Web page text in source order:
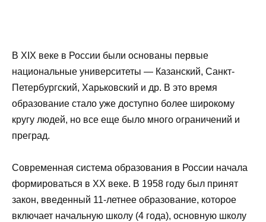
В XIX веке в России были основаны первые
национальные университеты — Казанский, Санкт-
Петербургский, Харьковский и др. В это время
образование стало уже доступно более широкому
кругу людей, но все еще было много ограничений и
преград.
Современная система образования в России начала
формироваться в XX веке. В 1958 году был принят
закон, введенный 11-летнее образование, которое
включает начальную школу (4 года), основную школу